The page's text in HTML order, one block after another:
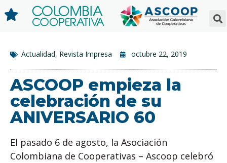
Actualidad, Revista Impresa octubre 22, 2019
ASCOOP empieza la
celebración de su
ANIVERSARIO 60
El pasado 6 de agosto, la Asociación
Colombiana de Cooperativas – Ascoop celebró